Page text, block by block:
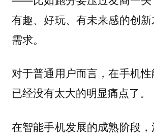
有趣、好玩、有未来感的创
需求。
对于普通用户而言，在手机
已经没有太大的明显痛点了。
在智能手机发展的成熟阶段，